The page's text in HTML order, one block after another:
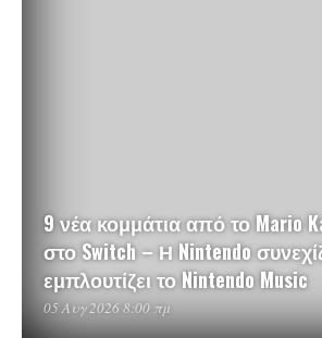
9 νέα κομμάτια από το Mario
στο Switch – Η Nintendo
εμπλουτίζει το Nintendo Music
05 Αυγ 2026 8:00 πμ